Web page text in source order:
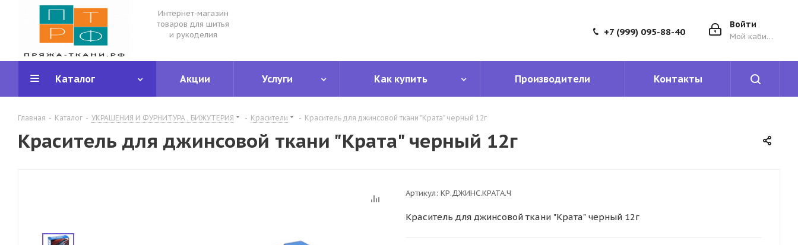
Интернет-магазин
товаров для шитья
и рукоделия
Войти
Мой кабинет
+7 (999) 095-88-40
Каталог Акции Услуги Как купить Производители Контакты
Главная - Каталог - УКРАШЕНИЯ И ФУРНИТУРА , БИЖУТЕРИЯ - Красители - Краситель для джинсовой ткани "Крата" черный 12г
Краситель для джинсовой ткани "Крата" черный 12г
Артикул: КР.ДЖИНС.КРАТА.Ч
Краситель для джинсовой ткани "Крата" черный 12г